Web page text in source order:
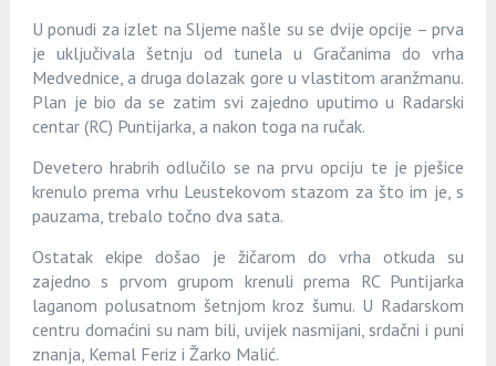
U ponudi za izlet na Sljeme našle su se dvije opcije – prva
je uključivala šetnju od tunela u Gračanima do vrha
Medvednice, a druga dolazak gore u vlastitom aranžmanu.
Plan je bio da se zatim svi zajedno uputimo u Radarski
centar (RC) Puntijarka, a nakon toga na ručak.
Devetero hrabrih odlučilo se na prvu opciju te je pješice
krenulo prema vrhu Leustekovom stazom za što im je, s
pauzama, trebalo točno dva sata.
Ostatak ekipe došao je žičarom do vrha otkuda su
zajedno s prvom grupom krenuli prema RC Puntijarka
laganom polusatnom šetnjom kroz šumu. U Radarskom
centru domaćini su nam bili, uvijek nasmijani, srdačni i puni
znanja, Kemal Feriz i Žarko Malić.